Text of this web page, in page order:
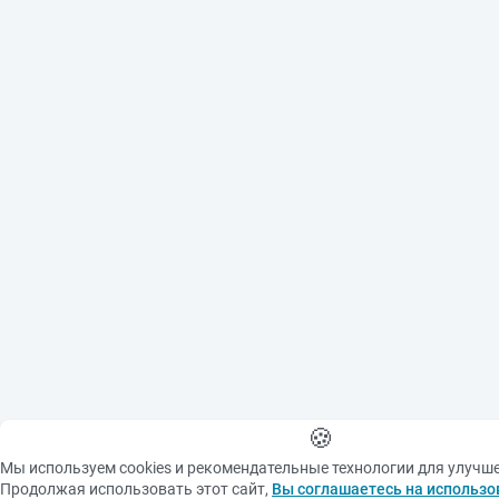
🍪
Мы используем cookies и рекомендательные технологии для
Продолжая использовать этот сайт, Вы соглашаетесь на